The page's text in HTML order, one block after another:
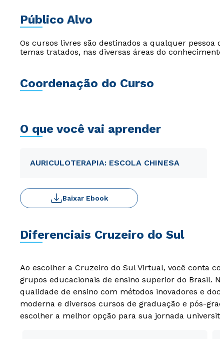
Público Alvo
Os cursos livres são destinados a qualquer
temas tratados, nas diversas áreas do
Coordenação do Curso
O que você vai aprender
AURICULOTERAPIA: ESCOLA CHINESA
Baixar Ebook
Diferenciais Cruzeiro do Sul
Ao escolher a Cruzeiro do Sul Virtual, você conta
grupos educacionais de ensino superior do Brasil.
qualidade de ensino com métodos inovadores e
moderna e diversos cursos de graduação e pós-
escolher a melhor opção para sua jornada